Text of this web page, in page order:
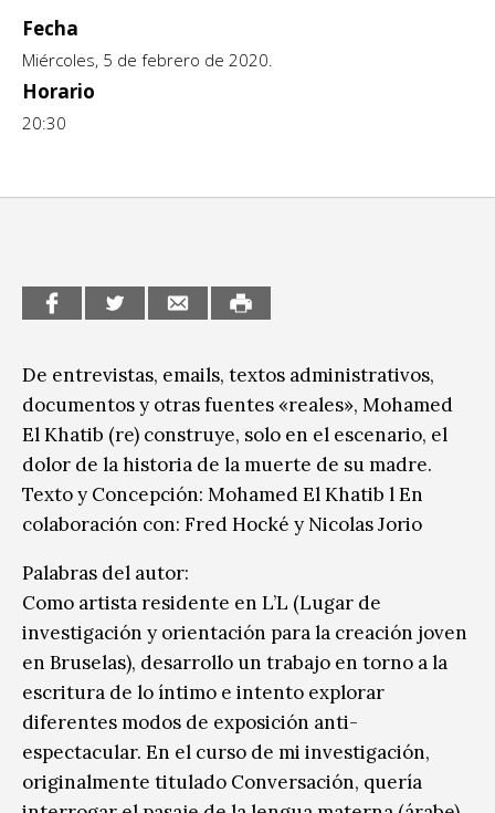
CCE en el interior/libros
Espacio itinerante de lectura infantil
Exposiciones
Formación
Infantil y Juvenil
Medio Ambiente
Sin categoría
Fecha
Miércoles, 5 de febrero de 2020.
Horario
20:30
De entrevistas, emails, textos administrativos,
documentos y otras fuentes «reales», Mohamed
El Khatib (re) construye, solo en el escenario, el
dolor de la historia de la muerte de su madre.
Texto y Concepción: Mohamed El Khatib l En
colaboración con: Fred Hocké y Nicolas Jorio
Palabras del autor:
Como artista residente en L’L (Lugar de
investigación y orientación para la creación joven
en Bruselas), desarrollo un trabajo en torno a la
escritura de lo íntimo e intento explorar
diferentes modos de exposición anti-
espectacular. En el curso de mi investigación,
originalmente titulado Conversación, quería